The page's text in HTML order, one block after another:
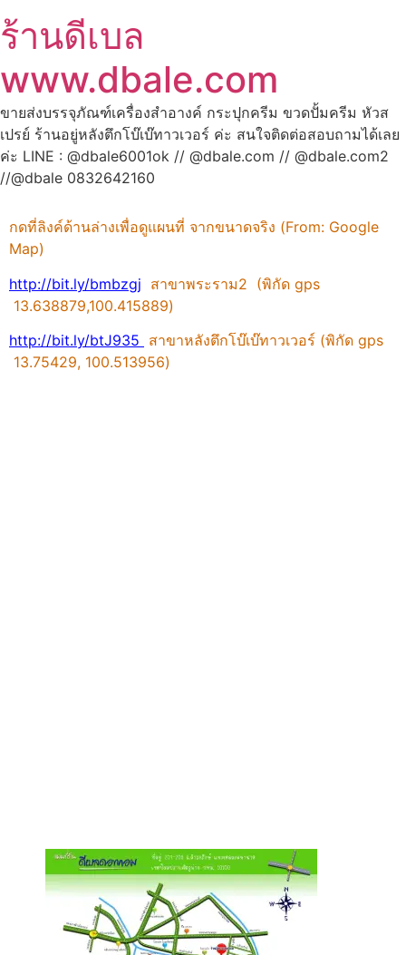
ร้านดีเบล
www.dbale.com
ขายส่งบรรจุภัณฑ์เครื่องสำอางค์ กระปุกครีม ขวดปั้มครีม หัวส
เปรย์ ร้านอยู่หลังตึกโบ๊เบ๊ทาวเวอร์ ค่ะ สนใจติดต่อสอบถามได้เลย
ค่ะ LINE : @dbale6001ok // @dbale.com // @dbale.com2
//@dbale 0832642160
กดที่ลิงค์ด้านล่างเพื่อดูแผนที่ จากขนาดจริง (From: Google
Map)
http://bit.ly/bmbzgj สาขาพระราม2 (พิกัด gps
13.638879,100.415889)
http://bit.ly/btJ935 สาขาหลังตึกโบ๊เบ๊ทาวเวอร์ (พิกัด gps
13.75429, 100.513956)